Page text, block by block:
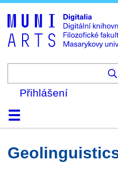
to
Přihlášení
DomůKolekce
Prohlížení
Vyhledávání
O platformě
Nápověda
Kontakt